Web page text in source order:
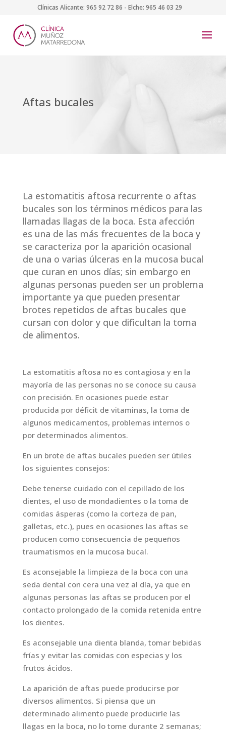
Clínicas Alicante: 965 92 72 86 - Elche: 965 46 03 29
Aftas bucales
La estomatitis aftosa recurrente o aftas
bucales son los términos médicos para las
llamadas llagas de la boca. Esta afección
es una de las más frecuentes de la boca y
se caracteriza por la aparición ocasional
de una o varias úlceras en la mucosa bucal
que curan en unos días; sin embargo en
algunas personas pueden ser un problema
importante ya que pueden presentar
brotes repetidos de aftas bucales que
cursan con dolor y que dificultan la toma
de alimentos.
La estomatitis aftosa no es contagiosa y en la
mayoría de las personas no se conoce su causa
con precisión. En ocasiones puede estar
producida por déficit de vitaminas, la toma de
algunos medicamentos, problemas internos o
por determinados alimentos.
En un brote de aftas bucales pueden ser útiles
los siguientes consejos:
Debe tenerse cuidado con el cepillado de los
dientes, el uso de mondadientes o la toma de
comidas ásperas (como la corteza de pan,
galletas, etc.), pues en ocasiones las aftas se
producen como consecuencia de pequeños
traumatismos en la mucosa bucal.
Es aconsejable la limpieza de la boca con una
seda dental con cera una vez al día, ya que en
algunas personas las aftas se producen por el
contacto prolongado de la comida retenida entre
los dientes.
Es aconsejable una dienta blanda, tomar bebidas
frías y evitar las comidas con especias y los
frutos ácidos.
La aparición de aftas puede producirse por
diversos alimentos. Si piensa que un
determinado alimento puede producirle las
llagas en la boca, no lo tome durante 2 semanas;